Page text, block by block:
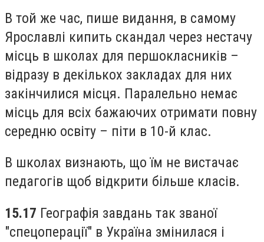
В той же час, пише видання, в самому
Ярославлі кипить скандал через нестачу
місць в школах для першокласників –
відразу в декількох закладах для них
закінчилися місця. Паралельно немає
місць для всіх бажаючих отримати повну
середню освіту – піти в 10-й клас.
В школах визнають, що їм не вистачає
педагогів щоб відкрити більше класів.
15.17 Географія завдань так званої
"спецоперації" в Україна змінилася і